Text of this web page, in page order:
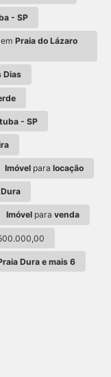
- SP
emPraia do Lázaro
Dias
- SP
Imóvelpara locação
Imóvel paravenda
Dura e mais 6